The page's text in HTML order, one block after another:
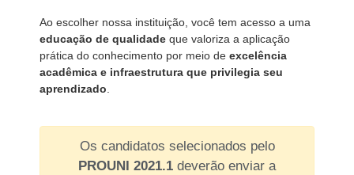
Ao escolher nossa instituição, você tem acesso a uma
educação de qualidade que valoriza a aplicação
prática do conhecimento por meio de excelência
acadêmica e infraestrutura que privilegia seu
aprendizado
Os candidatos selecionados pelo
PROUNI 2021.1 deverão enviar a